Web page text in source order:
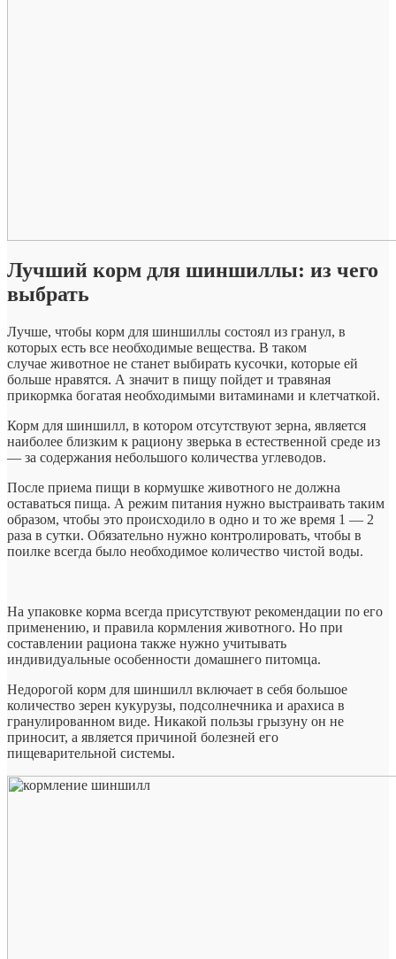
Лучший корм для шиншиллы: из чего
выбрать
Лучше, чтобы корм для шиншиллы состоял из гранул, в
которых есть все необходимые вещества. В таком
случае животное не станет выбирать кусочки, которые ей
больше нравятся. А значит в пищу пойдет и травяная
прикормка богатая необходимыми витаминами и клетчаткой.
Корм для шиншилл, в котором отсутствуют зерна, является
наиболее близким к рациону зверька в естественной среде из
— за содержания небольшого количества углеводов.
После приема пищи в кормушке животного не должна
оставаться пища. А режим питания нужно выстраивать таким
образом, чтобы это происходило в одно и то же время 1 — 2
раза в сутки. Обязательно нужно контролировать, чтобы в
поилке всегда было необходимое количество чистой воды.
На упаковке корма всегда присутствуют рекомендации по его
применению, и правила кормления животного. Но при
составлении рациона также нужно учитывать
индивидуальные особенности домашнего питомца.
Недорогой корм для шиншилл включает в себя большое
количество зерен кукурузы, подсолнечника и арахиса в
гранулированном виде. Никакой пользы грызуну он не
приносит, а является причиной болезней его
пищеварительной системы.